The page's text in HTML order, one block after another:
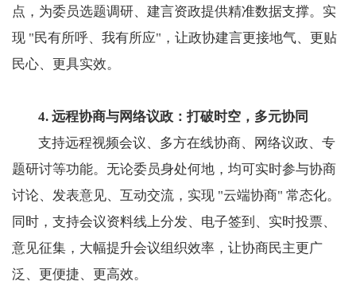
点，为委员选题调研、建言资政提供精准数据支撑。实
现 "民有所呼、我有所应"，让政协建言更接地气、更贴
民心、更具实效。
4. 远程协商与网络议政：打破时空，多元协同
支持远程视频会议、多方在线协商、网络议政、专
题研讨等功能。无论委员身处何地，均可实时参与协商
讨论、发表意见、互动交流，实现 "云端协商" 常态化。
同时，支持会议资料线上分发、电子签到、实时投票、
意见征集，大幅提升会议组织效率，让协商民主更广
泛、更便捷、更高效。